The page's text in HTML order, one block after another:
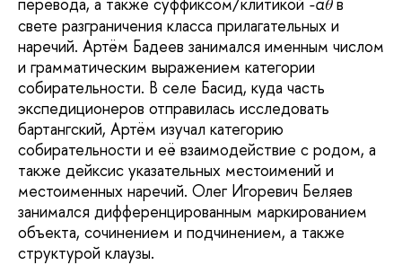
свете разграничения класса прилагательных и
наречий. Артём Бадеев занимался именным числом
и грамматическим выражением категории
собирательности. В селе Басид, куда часть
экспедиционеров отправилась исследовать
бартангский, Артём изучал категорию
собирательности и её взаимодействие с родом, а
также дейксис указательных местоимений и
местоименных наречий. Олег Игоревич Беляев
занимался дифференцированным маркированием
объекта, сочинением и подчинением, а также
структурой клаузы.